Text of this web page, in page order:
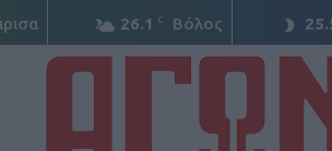
26.1 C Βόλος